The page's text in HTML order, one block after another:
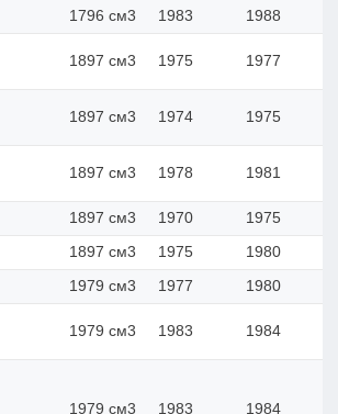
1796 см3 1983 1988
1897 см3 1975 1977
1897 см3 1974 1975
1897 см3 1978 1981
1897 см3 1970 1975
1897 см3 1975 1980
1979 см3 1977 1980
1979 см3 1983 1984
1979 см3 1983 1984